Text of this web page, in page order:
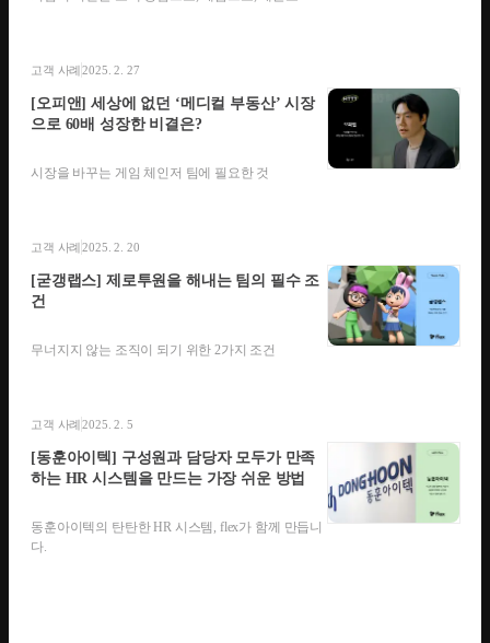
고객 사례2025. 2. 27
[오피앤] 세상에 없던 ‘메디컬 부동산’ 시장
으로 60배 성장한 비결은?
시장을 바꾸는 게임 체인저 팀에 필요한 것
고객 사례2025. 2. 20
[굳갱랩스] 제로투원을 해내는 팀의 필수 조
건
무너지지 않는 조직이 되기 위한 2가지 조건
고객 사례2025. 2. 5
[동훈아이텍] 구성원과 담당자 모두가 만족
하는 HR 시스템을 만드는 가장 쉬운 방법
동훈아이텍의 탄탄한 HR 시스템, flex가 함께 만듭니
다.